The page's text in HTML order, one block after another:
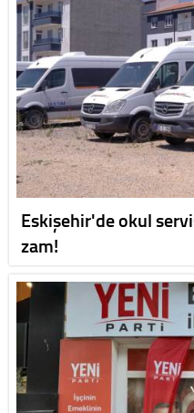
Eskişehir'de okul
zam!